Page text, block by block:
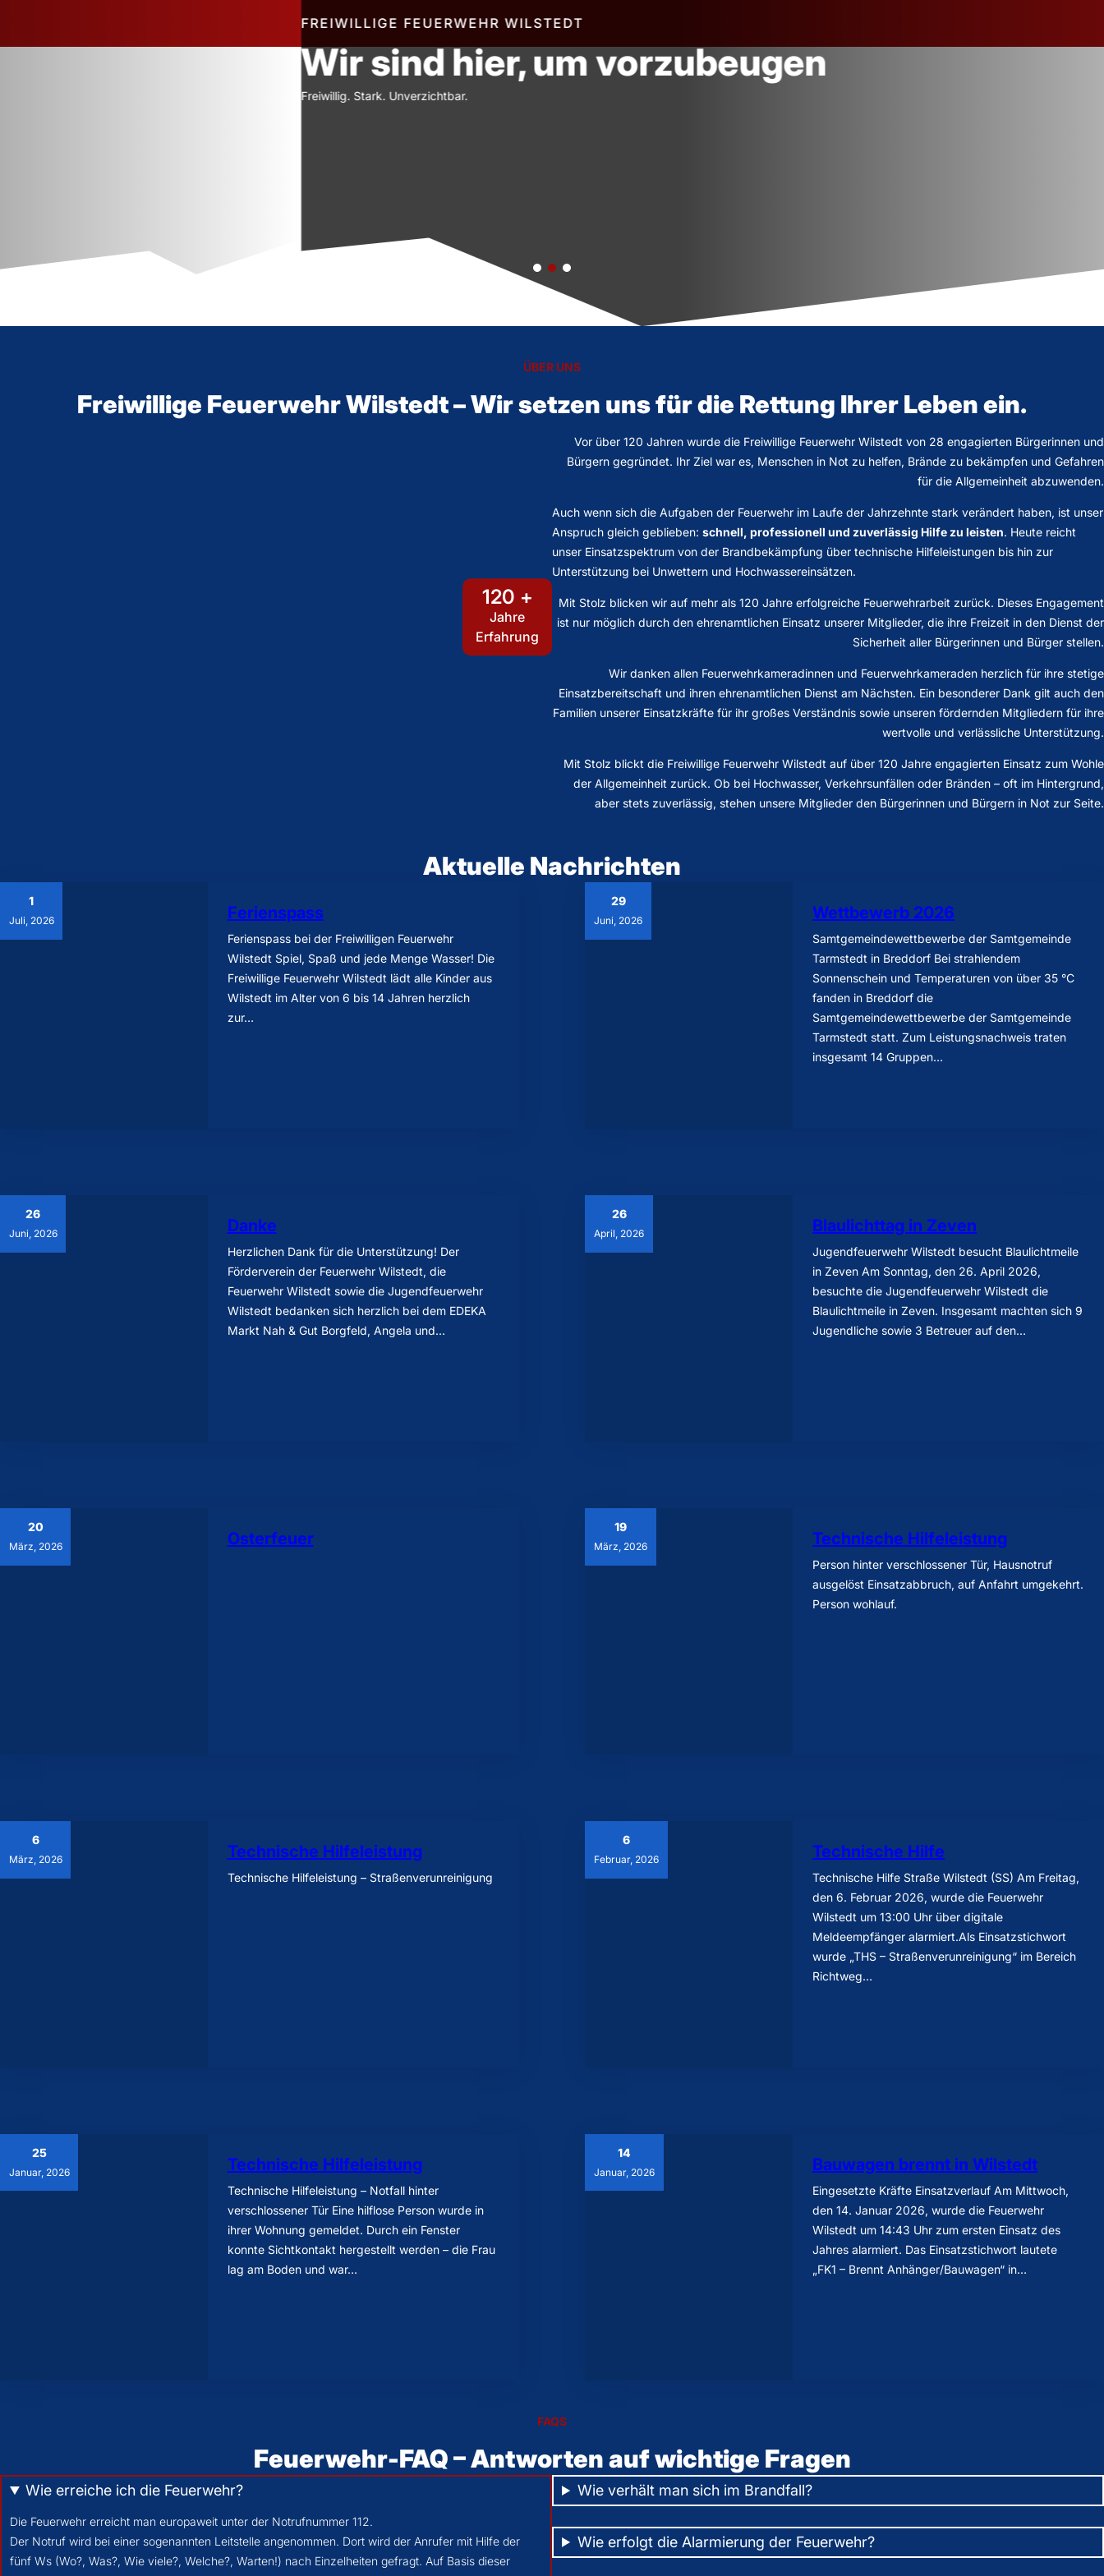
Wir sind hier, um vorzubeugen
ÜBER UNS
Freiwillige Feuerwehr Wilstedt – Wir setzen uns für die Rettung Ihrer Leben ein.
120 +
Jahre
Erfahrung
Vor über 120 Jahren wurde die Freiwillige Feuerwehr Wilstedt von 28 engagierten Bürgerinnen und
Bürgern gegründet. Ihr Ziel war es, Menschen in Not zu helfen, Brände zu bekämpfen und Gefahren
für die Allgemeinheit abzuwenden.
Auch wenn sich die Aufgaben der Feuerwehr im Laufe der Jahrzehnte stark verändert haben, ist unser
Anspruch gleich geblieben: schnell, professionell und zuverlässig Hilfe zu leisten. Heute reicht
unser Einsatzspektrum von der Brandbekämpfung über technische Hilfeleistungen bis hin zur
Unterstützung bei Unwettern und Hochwassereinsätzen.
Mit Stolz blicken wir auf mehr als 120 Jahre erfolgreiche Feuerwehrarbeit zurück. Dieses Engagement
ist nur möglich durch den ehrenamtlichen Einsatz unserer Mitglieder, die ihre Freizeit in den Dienst der
Sicherheit aller Bürgerinnen und Bürger stellen.
Wir danken allen Feuerwehrkameradinnen und Feuerwehrkameraden herzlich für ihre stetige
Einsatzbereitschaft und ihren ehrenamtlichen Dienst am Nächsten. Ein besonderer Dank gilt auch den
Familien unserer Einsatzkräfte für ihr großes Verständnis sowie unseren fördernden Mitgliedern für ihre
wertvolle und verlässliche Unterstützung.
Mit Stolz blickt die Freiwillige Feuerwehr Wilstedt auf über 120 Jahre engagierten Einsatz zum Wohle
der Allgemeinheit zurück. Ob bei Hochwasser, Verkehrsunfällen oder Bränden – oft im Hintergrund,
aber stets zuverlässig, stehen unsere Mitglieder den Bürgerinnen und Bürgern in Not zur Seite.
Aktuelle Nachrichten
1
Juli, 2026 Ferienspass
Ferienspass bei der Freiwilligen Feuerwehr
Wilstedt Spiel, Spaß und jede Menge Wasser! Die
Freiwillige Feuerwehr Wilstedt lädt alle Kinder aus
Wilstedt im Alter von 6 bis 14 Jahren herzlich
zur…
29
Juni, 2026 Wettbewerb 2026
Samtgemeindewettbewerbe der Samtgemeinde
Tarmstedt in Breddorf Bei strahlendem
Sonnenschein und Temperaturen von über 35 °C
fanden in Breddorf die
Samtgemeindewettbewerbe der Samtgemeinde
Tarmstedt statt. Zum Leistungsnachweis traten
insgesamt 14 Gruppen…
26
Juni, 2026 Danke
Herzlichen Dank für die Unterstützung! Der
Förderverein der Feuerwehr Wilstedt, die
Feuerwehr Wilstedt sowie die Jugendfeuerwehr
Wilstedt bedanken sich herzlich bei dem EDEKA
Markt Nah & Gut Borgfeld, Angela und…
26
April, 2026 Blaulichttag in Zeven
Jugendfeuerwehr Wilstedt besucht Blaulichtmeile
in Zeven Am Sonntag, den 26. April 2026,
besuchte die Jugendfeuerwehr Wilstedt die
Blaulichtmeile in Zeven. Insgesamt machten sich 9
Jugendliche sowie 3 Betreuer auf den…
20
März, 2026 Osterfeuer
19
März, 2026 Technische Hilfeleistung
Person hinter verschlossener Tür, Hausnotruf
ausgelöst Einsatzabbruch, auf Anfahrt umgekehrt.
Person wohlauf.
6
März, 2026 Technische Hilfeleistung
Technische Hilfeleistung – Straßenverunreinigung
6
Februar, 2026 Technische Hilfe
Technische Hilfe Straße Wilstedt (SS) Am Freitag,
den 6. Februar 2026, wurde die Feuerwehr
Wilstedt um 13:00 Uhr über digitale
Meldeempfänger alarmiert.Als Einsatzstichwort
wurde „THS – Straßenverunreinigung“ im Bereich
Richtweg…
25
Januar, 2026 Technische Hilfeleistung
Technische Hilfeleistung – Notfall hinter
verschlossener Tür Eine hilflose Person wurde in
ihrer Wohnung gemeldet. Durch ein Fenster
konnte Sichtkontakt hergestellt werden – die Frau
lag am Boden und war…
14
Januar, 2026 Bauwagen brennt in Wilstedt
Eingesetzte Kräfte Einsatzverlauf Am Mittwoch,
den 14. Januar 2026, wurde die Feuerwehr
Wilstedt um 14:43 Uhr zum ersten Einsatz des
Jahres alarmiert. Das Einsatzstichwort lautete
„FK1 – Brennt Anhänger/Bauwagen“ in…
FAQS
Feuerwehr-FAQ – Antworten auf wichtige Fragen
Wie erreiche ich die Feuerwehr?
Die Feuerwehr erreicht man europaweit unter der Notrufnummer 112.
Der Notruf wird bei einer sogenannten Leitstelle angenommen. Dort wird der Anrufer mit Hilfe der
fünf Ws (Wo?, Was?, Wie viele?, Welche?, Warten!) nach Einzelheiten gefragt. Auf Basis dieser
Wie verhält man sich im Brandfall?
Wie erfolgt die Alarmierung der Feuerwehr?